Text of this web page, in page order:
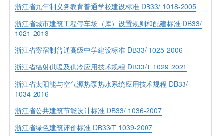
浙江省九年制义务教育普通学校建设标准 DВ33/ 1018-2005
浙江省城市建筑工程停车场（库）设置规则和配建标准 DB33/
1021-2013
浙江省寄宿制普通高级中学建设标准 DВ33/ 1025-2006
浙江省辐射供暖及供冷应用技术规程 DВ33/Т 1029-2021
浙江省太阳能与空气源热泵热水系统应用技术规程 DB33/
1034-2016
浙江省公共建筑节能设计标准 DВ33/ 1036-2007
浙江省绿色建筑评价标准 DВ33/Т 1039-2007